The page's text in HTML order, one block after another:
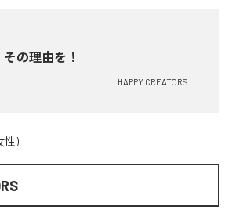
の理由を！
HAPPY CREATORS
性)